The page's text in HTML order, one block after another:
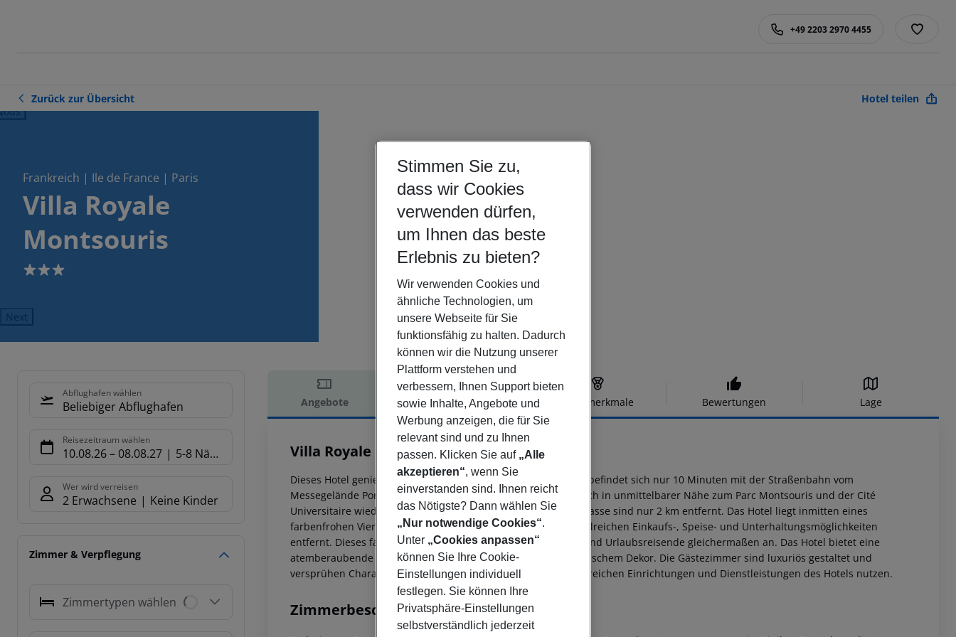
+49 2203 2970 4455
Zurück zur Übersicht Hotel teilen
Frankreich | Ile de France | Paris
Villa Royale
Montsouris
3
Next
Abflughafen wählen
Beliebiger Abflughafen
Reisezeitraum wählen
10.08.26– 08.08.27 5-8 Nächte
Wer wird verreisen
2 Erwachsene Keine Kinder
Zimmer & Verpflegung
Zimmertypen wählen
Angebote Hotelbeschreibung Hotelmerkmale Bewertungen Lage
Hotelbeschreibung
Villa Royale Montsouris
3
Dieses Hotel genießt eine erstklassige Lage in Paris. Das Hotel befindet sich nur 10 Minuten mit der Straßenbahn vom
Messegelände Porte de Versailles entfernt. Die Gäste finden sich in unmittelbarer Nähe zum Parc Montsouris und der Cité
Universitaire wieder. Die Katakomben des Friedhofs Montparnasse sind nur 2 km entfernt. Das Hotel liegt inmitten eines
farbenfrohen Viertels von Paris, nur einen kurzen Weg von zahlreichen Einkaufs-, Speise- und Unterhaltungsmöglichkeiten
entfernt. Dieses familienfreundliche Haus spricht Geschäfts- und Urlaubsreisende gleichermaßen an. Das Hotel bietet eine
atemberaubende Mischung aus orientalischem und marokkanischem Dekor. Die Gästezimmer sind luxuriös gestaltet und
versprühen Charakter und Charme. Die Gäste können die zahlreichen Einrichtungen und Dienstleistungen des Hotels nutzen.
Zimmerbeschreibung
Stimmen Sie zu,
dass wir Cookies
verwenden dürfen,
um Ihnen das beste
Erlebnis zu bieten?
Wir verwenden Cookies und
ähnliche Technologien, um
unsere Webseite für Sie
funktionsfähig zu halten. Dadurch
können wir die Nutzung unserer
Plattform verstehen und
verbessern, Ihnen Support bieten
sowie Inhalte, Angebote und
Werbung anzeigen, die für Sie
relevant sind und zu Ihnen
passen. Klicken Sie auf „Alle
akzeptieren“, wenn Sie
einverstanden sind. Ihnen reicht
das Nötigste? Dann wählen Sie
„Nur notwendige Cookies“.
Unter „Cookies anpassen“
können Sie Ihre Cookie-
Einstellungen individuell
festlegen. Sie können Ihre
Privatsphäre-Einstellungen
selbstverständlich jederzeit